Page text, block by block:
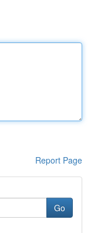
Report Page
Go